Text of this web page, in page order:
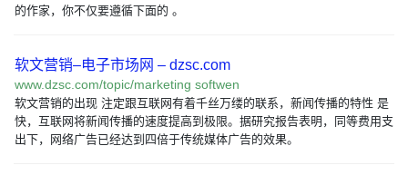
的作家，你不仅要遵循下面的 。
软文营销–电子市场网 – dzsc.com
www.dzsc.com/topic/marketing softwen
软文营销的出现 注定跟互联网有着千丝万缕的联系，新闻传播的特性 是
快，互联网将新闻传播的速度提高到极限。据研究报告表明，同等费用支
出下，网络广告已经达到四倍于传统媒体广告的效果。